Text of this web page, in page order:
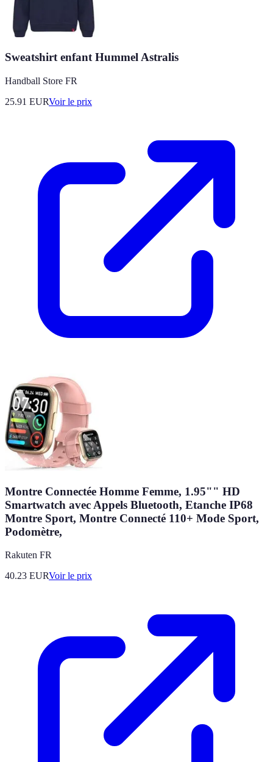
Sweatshirt enfant Hummel Astralis
Handball Store FR
25.91 EURVoir le prix
Montre Connectée Homme Femme, 1.95"" HD
Smartwatch avec Appels Bluetooth, Etanche IP68
Montre Sport, Montre Connecté 110+ Mode Sport,
Podomètre,
Rakuten FR
40.23 EURVoir le prix